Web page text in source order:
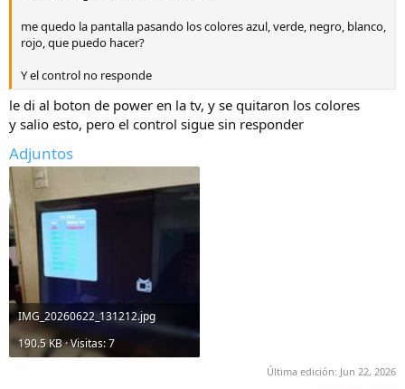
me quedo la pantalla pasando los colores azul, verde, negro, blanco,
rojo, que puedo hacer?
Y el control no responde
le di al boton de power en la tv, y se quitaron los colores
y salio esto, pero el control sigue sin responder
Adjuntos
IMG_20260622_131212.jpg
190.5 KB · Visitas: 7
Última edición: Jun 22, 2026